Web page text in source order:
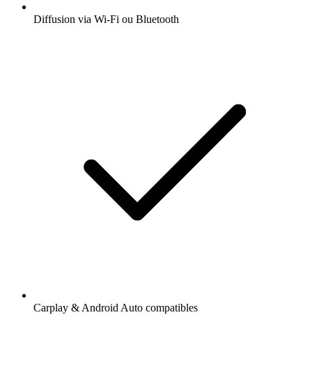
Diffusion via Wi-Fi ou Bluetooth
Carplay & Android Auto compatibles